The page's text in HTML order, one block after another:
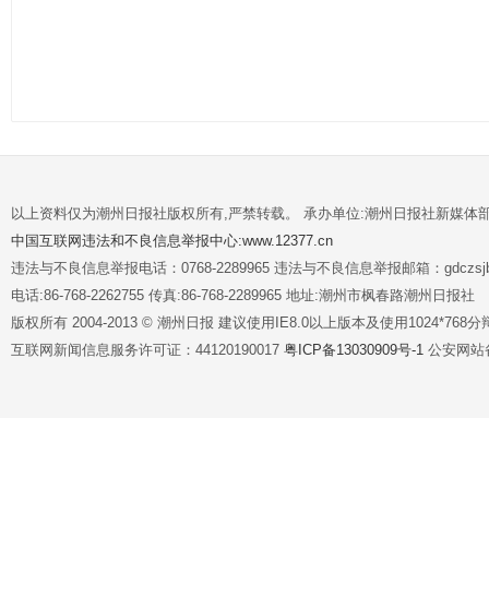
以上资料仅为潮州日报社版权所有,严禁转载。 承办单位:潮州日报社新媒体
中国互联网违法和不良信息举报中心:www.12377.cn
违法与不良信息举报电话：0768-2289965 违法与不良信息举报邮箱：
电话:86-768-2262755 传真:86-768-2289965 地址:潮州市枫春路潮州日报社
版权所有 2004-2013 © 潮州日报 建议使用IE8.0以上版本及使用1024*768分
互联网新闻信息服务许可证：44120190017 粤ICP备13030909号-1 公安网站